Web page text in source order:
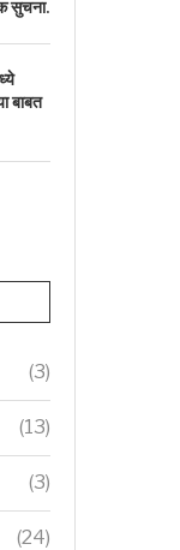
सुचना.
बाबत
(3)
(13)
(3)
(24)